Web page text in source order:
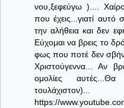
νου,ξεφεύγω )....
που έχεις...γιατί
την αλήθεια και δεν
Εύχομαι να βρεις το
φως που ποτέ δεν
Χριστούγεννα... Αν
ομολίες
τουλάχιστον)...
https://